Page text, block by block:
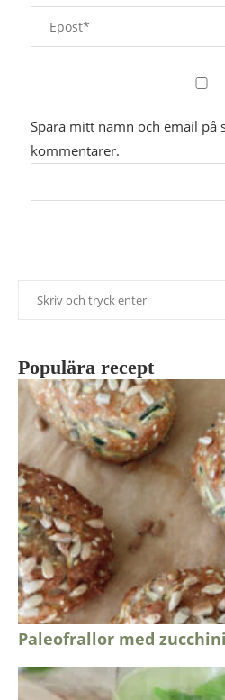
Spara mitt namn och email på
kommentarer.
Populära recept
Paleofrallor med zucchini